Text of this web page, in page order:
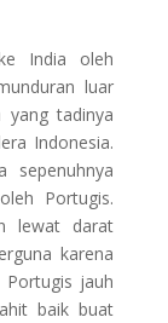
India oleh
luar
yang tadinya
Indonesia.
sepenuhnya
Portugis.
lewat darat
karena
jauh
baik buat